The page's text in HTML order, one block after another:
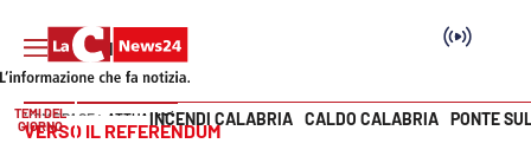
Vai
TEMI DEL
GIORNO
INCENDI CALABRIA CALDO CALABRIA PONTE
HOME PAGE ATTUALITÀ
VERSO IL REFERENDUM